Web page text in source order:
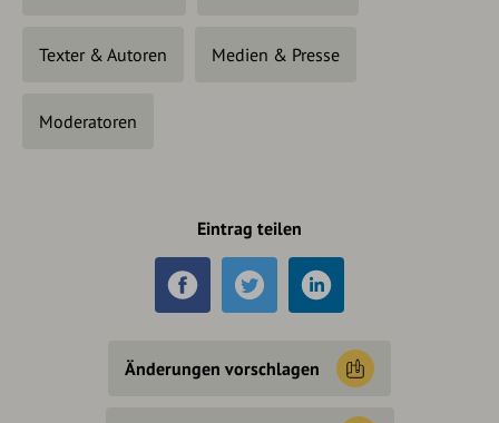
Texter & Autoren Medien & Presse
Moderatoren
Eintrag teilen
Änderungen vorschlagen